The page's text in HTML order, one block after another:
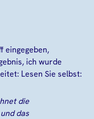
eingegeben,
ich wurde
Lesen Sie selbst:
die
das